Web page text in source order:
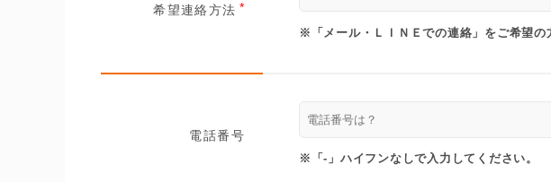
希望連絡方法
※「メール・ＬＩＮＥでの連絡」をご希望の
電話番号
※「-」ハイフンなしで入力してください。